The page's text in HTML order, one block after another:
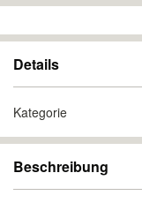
Details
Kategorie
Beschreibung